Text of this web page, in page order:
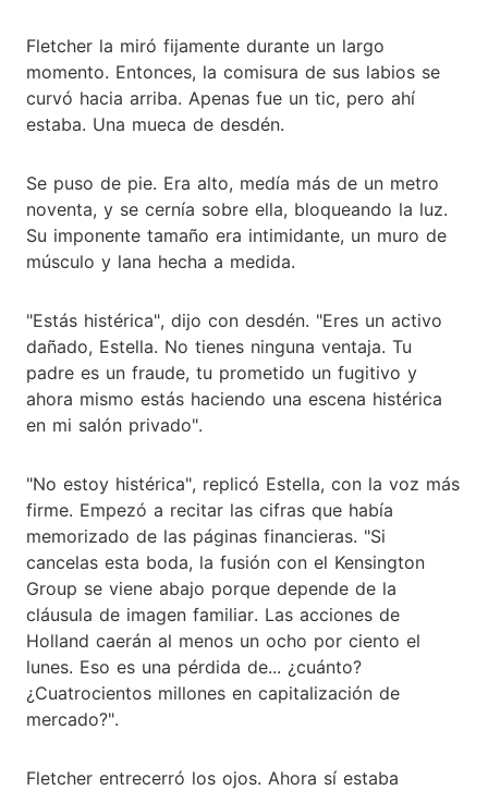
Fletcher la miró fijamente durante un largo
momento. Entonces, la comisura de sus labios se
curvó hacia arriba. Apenas fue un tic, pero ahí
estaba. Una mueca de desdén.
Se puso de pie. Era alto, medía más de un metro
noventa, y se cernía sobre ella, bloqueando la luz.
Su imponente tamaño era intimidante, un muro de
músculo y lana hecha a medida.
"Estás histérica", dijo con desdén. "Eres un activo
dañado, Estella. No tienes ninguna ventaja. Tu
padre es un fraude, tu prometido un fugitivo y
ahora mismo estás haciendo una escena histérica
en mi salón privado".
"No estoy histérica", replicó Estella, con la voz más
firme. Empezó a recitar las cifras que había
memorizado de las páginas financieras. "Si
cancelas esta boda, la fusión con el Kensington
Group se viene abajo porque depende de la
cláusula de imagen familiar. Las acciones de
Holland caerán al menos un ocho por ciento el
lunes. Eso es una pérdida de... ¿cuánto?
¿Cuatrocientos millones en capitalización de
mercado?".
Fletcher entrecerró los ojos. Ahora sí estaba